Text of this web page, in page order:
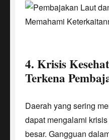
4. Krisis
Terkena
Daerah yang sering
dapat mengalami
besar. Gangguan